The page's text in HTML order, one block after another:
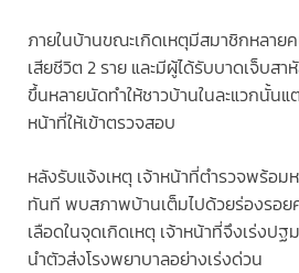
ภายในบ้านขณะเกิดเหตุมีสมาชิกหลา
เสียชีวิต 2 ราย และมีผู้ได้รับบาดเจ็บส
ขึ้นหลายนัดทำให้ชาวบ้านในละแวกนั้น
หน้าที่ให้เข้าตรวจสอบ
หลังรับแจ้งเหตุ เจ้าหน้าที่ตำรวจพร้อม
ทันที พบสภาพบ้านเต็มไปด้วยร่องรอย
เลือดในจุดเกิดเหตุ เจ้าหน้าที่จึงเร่งป
นำตัวส่งโรงพยาบาลอย่างเร่งด่วน